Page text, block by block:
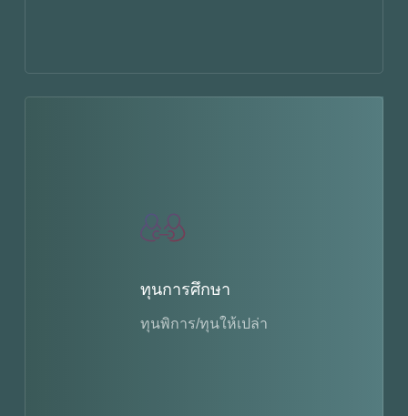
ทุนการศึกษา
ทุนพิการ/ทุนให้เปล่า